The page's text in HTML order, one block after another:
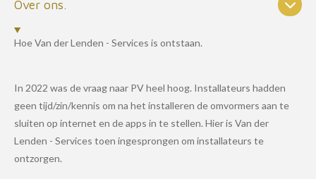
Over ons.
Hoe Van der Lenden - Services is ontstaan.
In 2022 was de vraag naar PV heel hoog. Installateurs hadden
geen tijd/zin/kennis om na het installeren de omvormers aan te
sluiten op internet en de apps in te stellen. Hier is Van der
Lenden - Services toen ingesprongen om installateurs te
ontzorgen.